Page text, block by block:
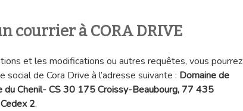
courrier à CORA DRIVE
et les modifications ou autres requêtes, vous pourrez
social de Cora Drive à l’adresse suivante : Domaine de
du Chenil- CS 30 175 Croissy-Beaubourg, 77 435
2.